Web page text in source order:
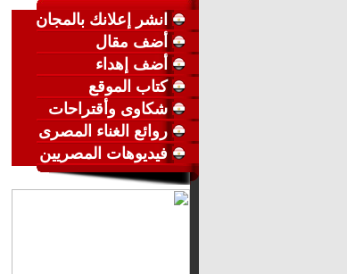
انشر إعلانك بالمجان
أضف مقال
أضف إهداء
كتاب الموقع
شكاوى وأقتراحات
روائع الغناء المصرى
فيديوهات المصريين